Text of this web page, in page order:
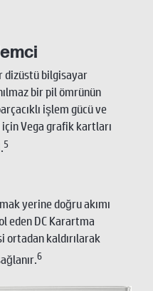
dizüstü bilgisayar
bir pil ömrünün
işlem gücü ve
Vega grafik kartları
5
yerine doğru akımı
eden DC Karartma
kaldırılarak
6